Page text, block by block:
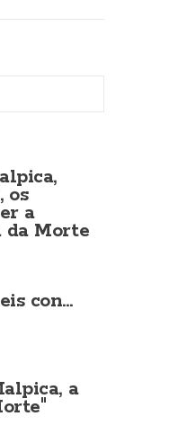
os
a
da Morte
con...
a